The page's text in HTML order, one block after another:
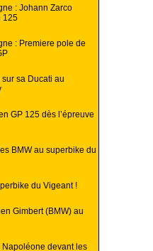
: Johann Zarco
125
: Premiere pole de
sa Ducati au
GP 125 dès l’épreuve
BMW au superbike du
du Vigeant !
Gimbert (BMW) au
devant les